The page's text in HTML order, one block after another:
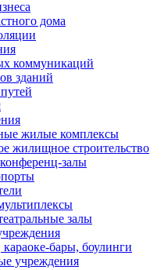
дома
коммуникаций
зданий
жилые комплексы
жилищное строительство
залы
залы
бары, боулинги
учреждения